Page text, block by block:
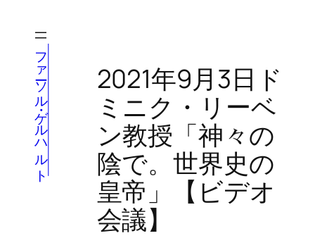
ファーソル・ゲルハルト
2021年9月3日ド
ミニク・リーベ
ン教授「神々の
陰で。世界史の
皇帝」【ビデオ
会議】